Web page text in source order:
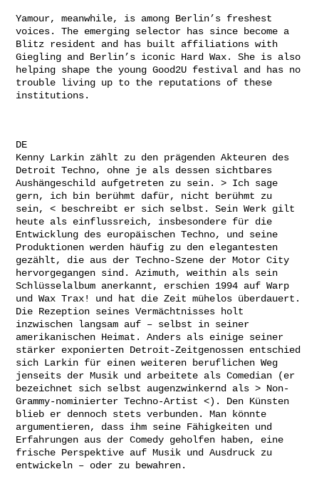
Yamour, meanwhile, is among Berlin’s freshest
voices. The emerging selector has since become a
Blitz resident and has built affiliations with
Giegling and Berlin’s iconic Hard Wax. She is also
helping shape the young Good2U festival and has no
trouble living up to the reputations of these
institutions.
DE
Kenny Larkin zählt zu den prägenden Akteuren des
Detroit Techno, ohne je als dessen sichtbares
Aushängeschild aufgetreten zu sein. > Ich sage
gern, ich bin berühmt dafür, nicht berühmt zu
sein, < beschreibt er sich selbst. Sein Werk gilt
heute als einflussreich, insbesondere für die
Entwicklung des europäischen Techno, und seine
Produktionen werden häufig zu den elegantesten
gezählt, die aus der Techno-Szene der Motor City
hervorgegangen sind. Azimuth, weithin als sein
Schlüsselalbum anerkannt, erschien 1994 auf Warp
und Wax Trax! und hat die Zeit mühelos überdauert.
Die Rezeption seines Vermächtnisses holt
inzwischen langsam auf – selbst in seiner
amerikanischen Heimat. Anders als einige seiner
stärker exponierten Detroit-Zeitgenossen entschied
sich Larkin für einen weiteren beruflichen Weg
jenseits der Musik und arbeitete als Comedian (er
bezeichnet sich selbst augenzwinkernd als > Non-
Grammy-nominierter Techno-Artist <). Den Künsten
blieb er dennoch stets verbunden. Man könnte
argumentieren, dass ihm seine Fähigkeiten und
Erfahrungen aus der Comedy geholfen haben, eine
frische Perspektive auf Musik und Ausdruck zu
entwickeln – oder zu bewahren.